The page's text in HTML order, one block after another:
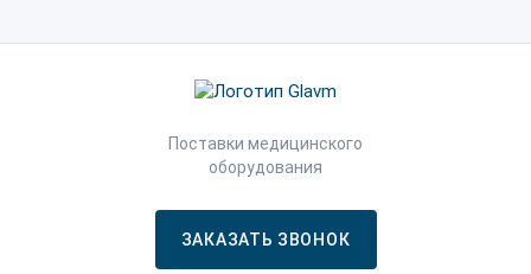
Поставки медицинского
оборудования
ЗАКАЗАТЬ ЗВОНОК